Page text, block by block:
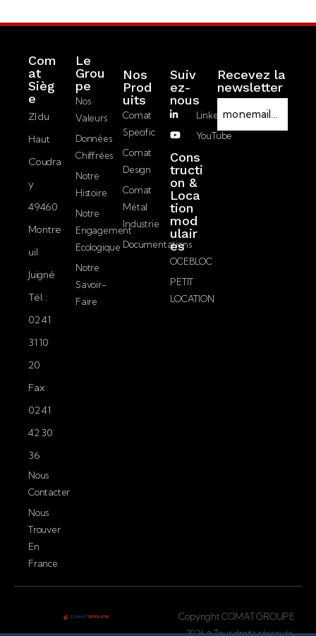
Com
at
Sièg
e
ZI du
Haut
Coudra
y
49460
Montre
uil
Juigné
Tél. :
02 41
31 10
20
Fax :
02 41
42 30
36
Nous
Contacter
Nous
Trouver
En
France
Le
Grou
pe
Nos
Valeurs
Données
Chiffrées
Notre
Histoire
Notre
Engagement
Ecologique
Notre
Savoir-
Faire
Nos
Prod
Uits
Comat
Specific
Comat
Design
Comat
Métal
Industrie
Documentations
Suiv
ez-
nous
LinkedIn
YouTube
Cons
tructi
on &
Loca
tion
mod
ulair
es
OCEBLOC
PETIT
LOCATION
Recevez la
newsletter
-
m
R
G
P
Copyright COMAT GROUPE
2026 © Tous droits réservés.